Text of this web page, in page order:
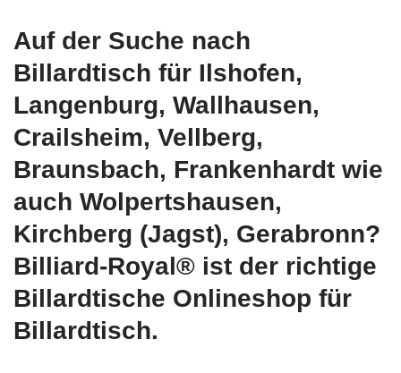
Auf der Suche nach
Billardtisch für Ilshofen,
Langenburg, Wallhausen,
Crailsheim, Vellberg,
Braunsbach, Frankenhardt wie
auch Wolpertshausen,
Kirchberg (Jagst), Gerabronn?
Billiard-Royal® ist der richtige
Billardtische Onlineshop für
Billardtisch.